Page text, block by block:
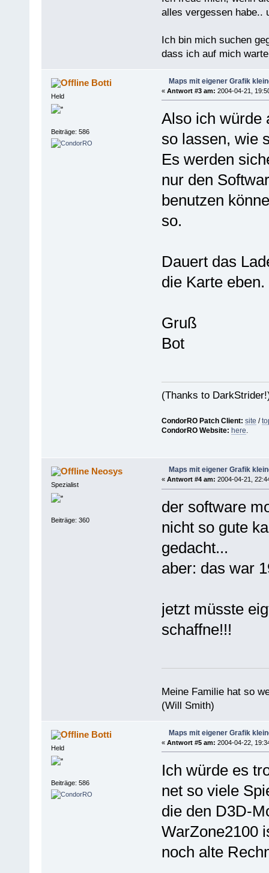
alles vergessen habe..
Ich bin mich suchen
dass ich auf mich
Botti
Held
Beiträge: 586
Maps mit eigener Grafik
« Antwort #3 am: 2004-04-21,
Also ich würde
so lassen, wie
Es werden
nur den
benutzen
so.
Dauert das
die Karte eben.
Gruß
Bot
(Thanks to
CondorRO Patch Client: site /
CondorRO Website: here
Neosys
Spezialist
Beiträge: 360
Maps mit eigener Grafik
« Antwort #4 am: 2004-04-21,
der software
nicht so gute
gedacht...
aber: das war
jetzt müsste
schaffne!!!
Meine Familie hat so
(Will Smith)
Botti
Held
Beiträge: 586
Maps mit eigener Grafik
« Antwort #5 am: 2004-04-22,
Ich würde es
net so viele
die den D3D-
WarZone2100
noch alte